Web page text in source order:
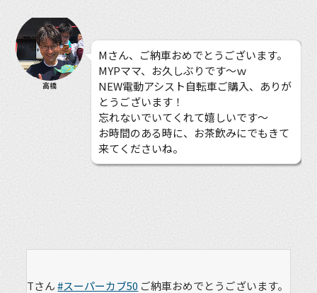
高橋
Mさん、ご納車おめでとうございます。
MYPママ、お久しぶりです〜ｗ
NEW電動アシスト自転車ご購入、ありが
とうございます！
忘れないでいてくれて嬉しいです〜
お時間のある時に、お茶飲みにでもきて
来てくださいね。
Tさん#スーパーカブ50 ご納車おめでとうございます。